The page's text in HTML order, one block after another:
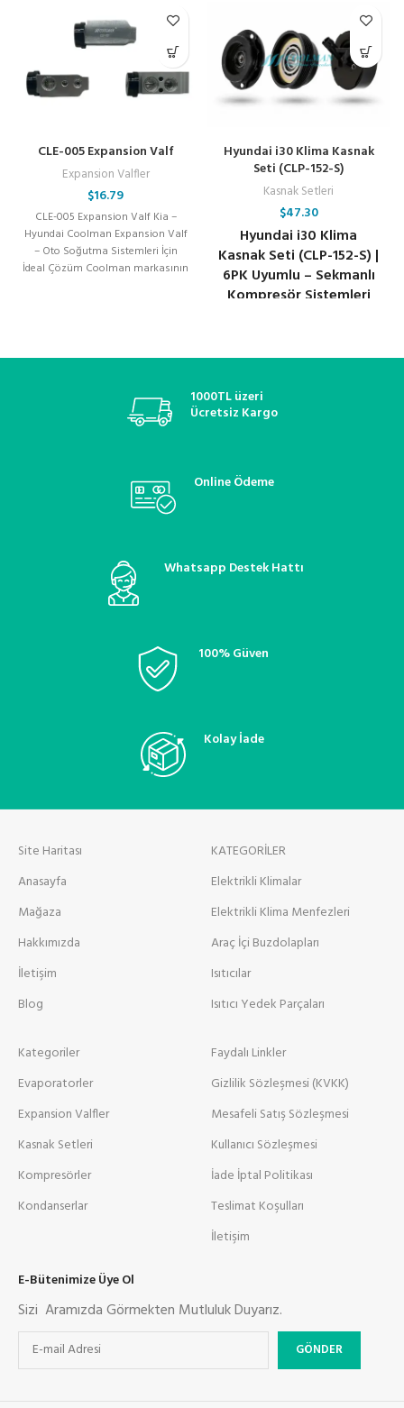
CLE-005 Expansion Valf
Expansion Valfler
$16.79
CLE-005 Expansion Valf Kia –
Hyundai Coolman Expansion Valf
– Oto Soğutma Sistemleri İçin
İdeal Çözüm Coolman markasının
Hyundai i30 Klima Kasnak
Seti (CLP-152-S)
Kasnak Setleri
$47.30
Hyundai i30 Klima
Kasnak Seti (CLP-152-S) |
6PK Uyumlu – Sekmanlı
Kompresör Sistemleri
1000TL üzeri
Ücretsiz Kargo
Online Ödeme
Whatsapp Destek Hattı
100% Güven
Kolay İade
Site Haritası
Anasayfa
Mağaza
Hakkımızda
İletişim
Blog
KATEGORİLER
Elektrikli Klimalar
Elektrikli Klima Menfezleri
Araç İçi Buzdolapları
Isıtıcılar
Isıtıcı Yedek Parçaları
Kategoriler
Evaporatorler
Expansion Valfler
Kasnak Setleri
Kompresörler
Kondanserlar
Faydalı Linkler
Gizlilik Sözleşmesi (KVKK)
Mesafeli Satış Sözleşmesi
Kullanıcı Sözleşmesi
İade İptal Politikası
Teslimat Koşulları
İletişim
E-Bütenimize Üye Ol
Sizi Aramızda Görmekten Mutluluk Duyarız.